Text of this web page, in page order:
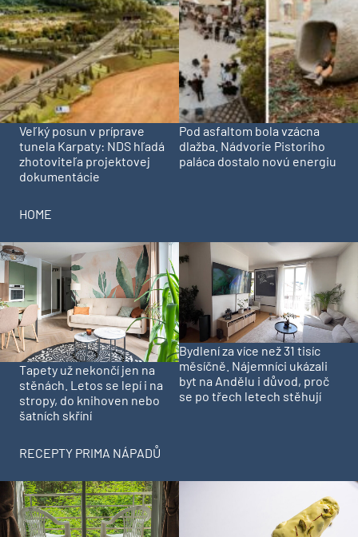
Veľký posun v príprave
tunela Karpaty: NDS hľadá
zhotoviteľa projektovej
dokumentácie
Pod asfaltom bola vzácna
dlažba. Nádvorie Pistoriho
paláca dostalo novú energiu
HOME
Tapety už nekončí jen na
stěnách. Letos se lepí i na
stropy, do knihoven nebo
šatních skříní
Bydlení za více než 31 tisíc
měsíčně. Nájemníci ukázali
byt na Andělu i důvod, proč
se po třech letech stěhují
RECEPTY PRIMA NÁPADŮ